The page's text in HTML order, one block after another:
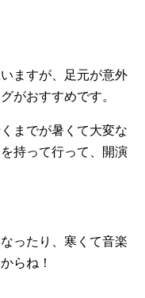
ますが、足元が意外
がおすすめです。
までが暑くて大変な
を持って行って、開演
ったり、寒くて音楽
らね！